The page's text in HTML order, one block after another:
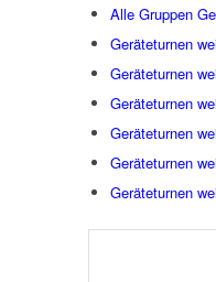
Alle Gruppen
Geräteturnen
Geräteturnen
Geräteturnen
Geräteturnen
Geräteturnen
Geräteturnen